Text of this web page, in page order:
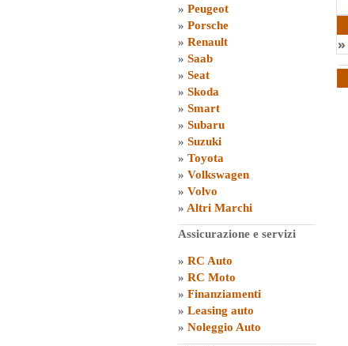
» Peugeot
» Porsche
» Renault
» Saab
» Seat
» Skoda
» Smart
» Subaru
» Suzuki
» Toyota
» Volkswagen
» Volvo
» Altri Marchi
Assicurazione e servizi
» RC Auto
» RC Moto
» Finanziamenti
» Leasing auto
» Noleggio Auto
»